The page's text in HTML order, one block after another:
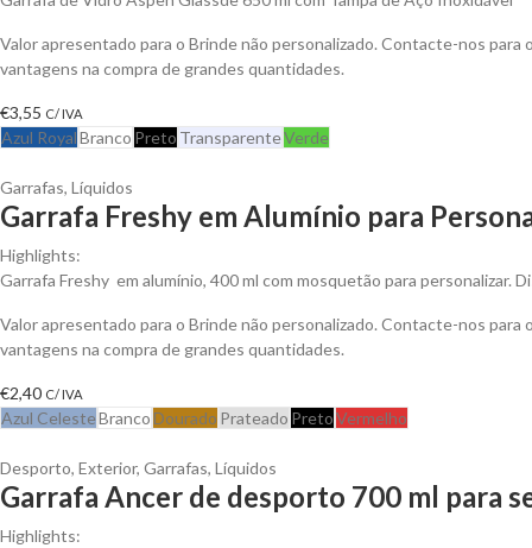
Valor apresentado para o Brinde não personalizado. Contacte-nos para
vantagens na compra de grandes quantidades.
€3,55 C/ IVA
Azul RoyalBranco Preto TransparenteVerde
Garrafas, Líquidos
Garrafa Freshy em Alumínio para
Highlights:
Garrafa Freshy em alumínio, 400 ml com mosquetão para personalizar.
Valor apresentado para o Brinde não personalizado. Contacte-nos para
vantagens na compra de grandes quantidades.
€2,40 C/ IVA
Azul CelesteBranco Dourado Prateado PretoVermelho
Desporto, Exterior, Garrafas, Líquidos
Garrafa Ancer de desporto 700 ml para
Highlights: